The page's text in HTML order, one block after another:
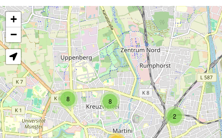
2
8 8
+
−